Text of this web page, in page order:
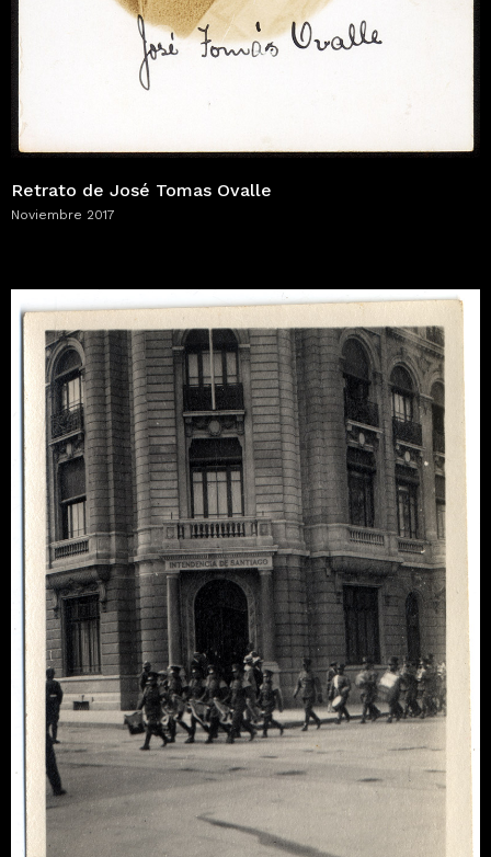
Retrato de José Tomas Ovalle
Noviembre 2017